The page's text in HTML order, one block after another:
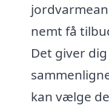
nemt få
Det giver
kan vælge